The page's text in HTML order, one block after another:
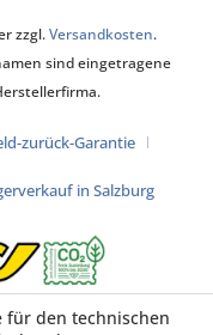
zzgl.Versandkosten.
sind eingetragene
zurück-Garantie
in Salzburg
für den technischen